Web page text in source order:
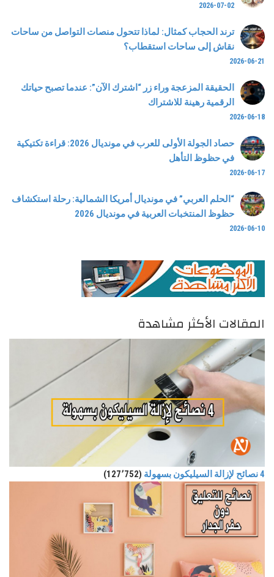
2026-07-02
ترند الحجاب كمثال: لماذا تتحول منصات التواصل من ساحات
نقاش إلى ساحات استقطاب؟
2026-06-21
الحقيقة المزعجة وراء زر “اشترك الآن”: عندما تصبح حياتك
الرقمية رهينة للاشتراك
2026-06-18
حصاد الجولة الأولى للعرب في مونديال 2026: قراءة تكتيكية
في حظوظ التأهل
2026-06-17
“الحلم العربي” في مونديال أمريكا الشمالية: رحلة استكشاف
حظوظ المنتخبات العربية في مونديال 2026
2026-06-10
المقالات الأكثر مشاهدة
4 نصائح لإزالة السيليكون بسهولة (127٬752)